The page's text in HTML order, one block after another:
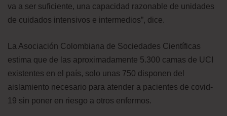
va a ser suficiente, una capacidad razonable de unidades
de cuidados intensivos e intermedios”, dice.
La Asociación Colombiana de Sociedades Científicas
estima que de las aproximadamente 5.300 camas de UCI
existentes en el país, solo unas 750 disponen del
aislamiento necesario para atender a pacientes de covid-
19 sin poner en riesgo a otros enfermos.